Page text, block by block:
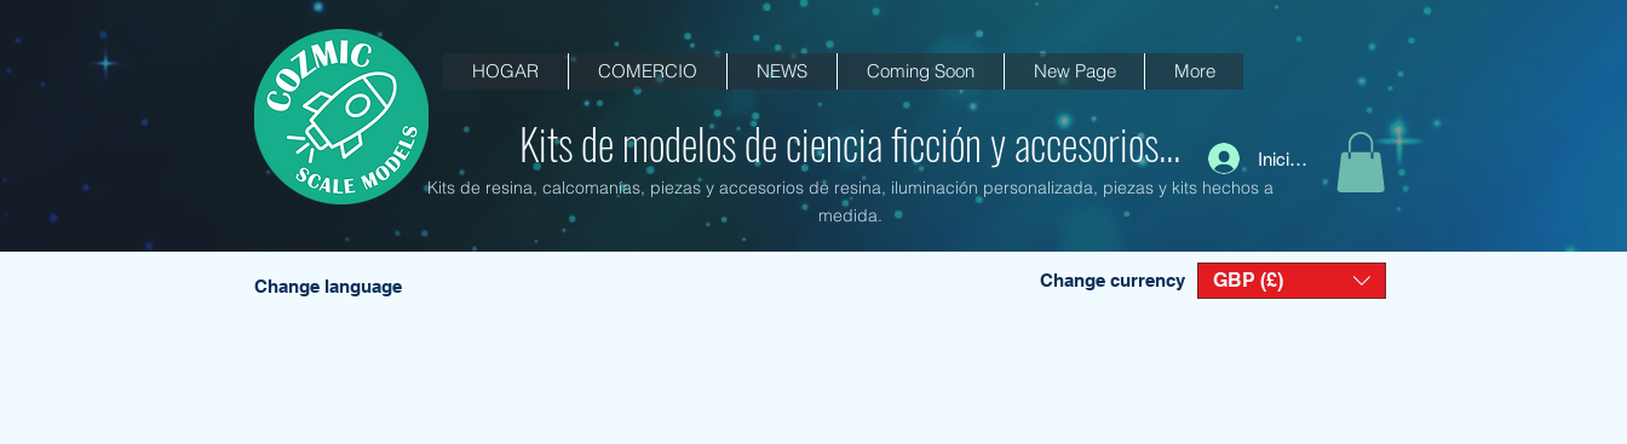
HOGAR COMERCIO NEWS Coming Soon New Page More
Iniciar sesión
Kits de modelos de ciencia ficción y accesorios...
Kits de resina, calcomanías, piezas y accesorios de resina, iluminación personalizada, piezas y kits hechos a
medida.
Change language Change currency GBP (£)